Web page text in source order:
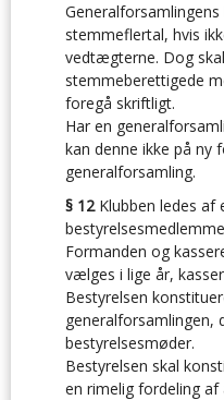
stemmeflertal, hvis
vedtægterne. Dog
stemmeberettigede
foregå skriftligt.
Har en
kan denne ikke på ny
generalforsamling.
§ 12Klubben ledes af
Formanden og
vælges i lige år,
Bestyrelsen
generalforsamlingen,
bestyrelsesmøder.
Bestyrelsen skal
en rimelig fordeling